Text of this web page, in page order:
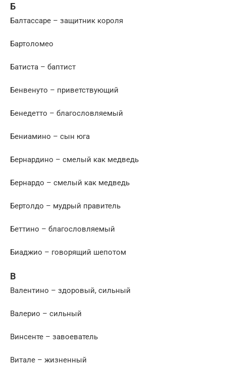
Б
Балтассаре – защитник короля
Бартоломео
Батиста – баптист
Бенвенуто – приветствующий
Бенедетто – благословляемый
Бениамино – сын юга
Бернардино – смелый как медведь
Бернардо – смелый как медведь
Бертолдо – мудрый правитель
Беттино – благословляемый
Биаджио – говорящий шепотом
В
Валентино – здоровый, сильный
Валерио – сильный
Винсенте – завоеватель
Витале – жизненный